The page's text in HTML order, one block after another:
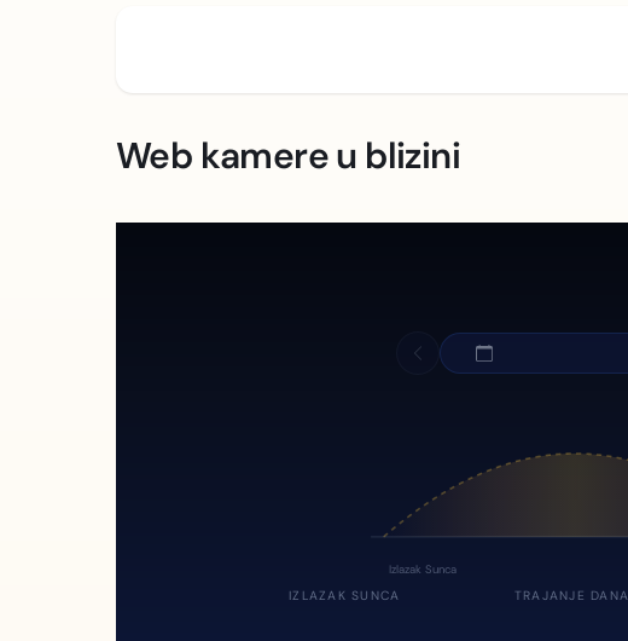
Web kamere u blizini
Izlazak Sunca
IZLAZAK SUNCA TRAJANJE DANA